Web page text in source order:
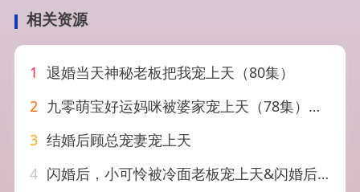
相关资源
1 退婚当天神秘老板把我宠上天（80集）
2 九零萌宝好运妈咪被婆家宠上天（78集）邵之鹏＆王婧琦
3 结婚后顾总宠妻宠上天
4 闪婚后，小可怜被冷面老板宠上天&闪婚后小可怜被冷面老板宠上天（87集）杨佳蕾&向昊